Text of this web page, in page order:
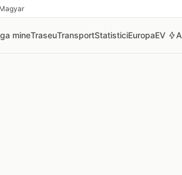
mineTraseuTransportStatisticiEuropaEV